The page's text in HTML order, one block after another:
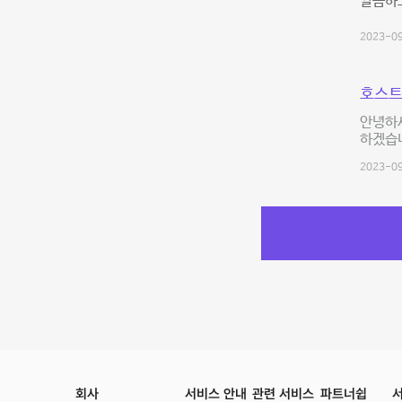
2023-
호스
안녕
하겠
2023-
회사 서비스 안내 관련 서비스 파트너쉽